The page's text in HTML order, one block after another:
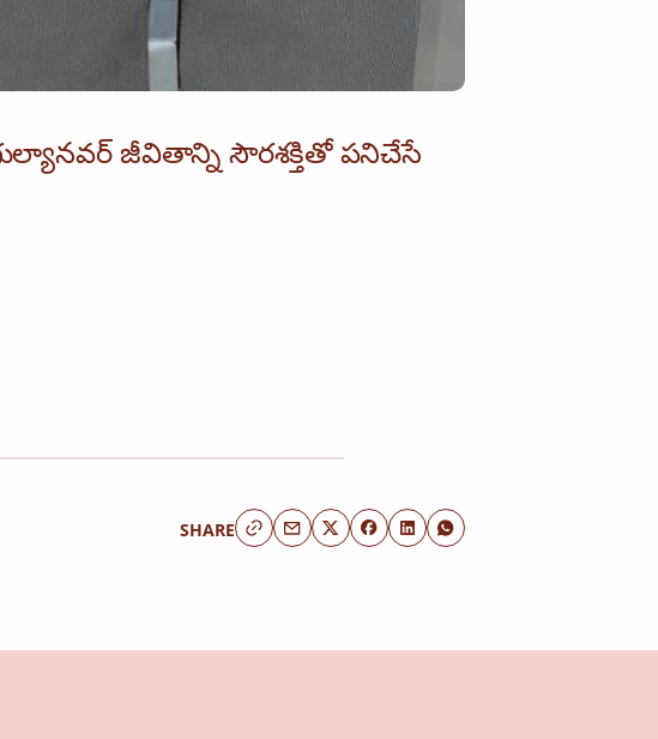
జీవితాన్ని సౌరశక్తితో పనిచేసే
SHARE